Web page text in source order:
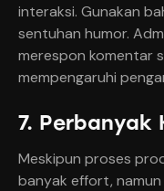
interaksi. Gunakan
sentuhan humor.
merespon komentar
mempengaruhi
7. Perbanyak
Meskipun proses
banyak effort,